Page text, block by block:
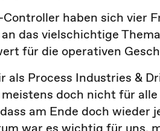
Controller haben sich vier
das vielschichtige
für die operativen
als Process Industries &
meistens doch nicht für
am Ende doch wieder